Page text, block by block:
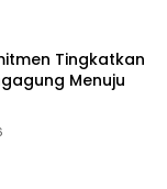
Tingkatkan
Menuju